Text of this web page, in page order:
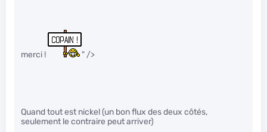
merci ! " />
Quand tout est nickel (un bon flux des deux côtés,
seulement le contraire peut arriver)